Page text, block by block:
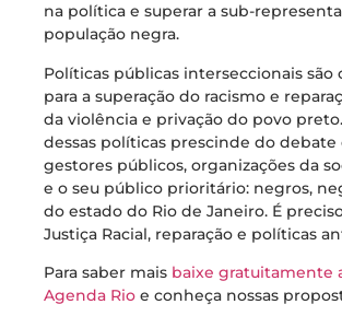
na política e superar a sub-
população negra.
Políticas públicas interseccionais são
para a superação do racismo e
da violência e privação do povo
dessas políticas prescinde do debate
gestores públicos, organizações da
e o seu público prioritário: negros,
do estado do Rio de Janeiro. É
Justiça Racial, reparação e políticas
Para saber mais baixe gratuitamente
Agenda Rio e conheça nossas